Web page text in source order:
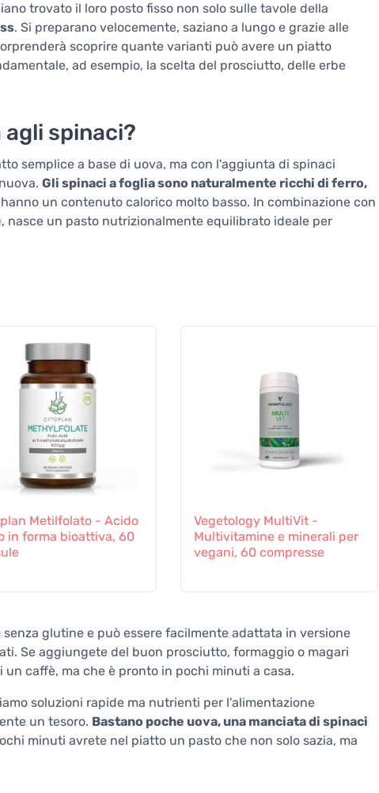
trovato il loro posto fisso non solo sulle tavole della
. Si preparano velocemente, saziano a lungo e grazie alle
scoprire quante varianti può avere un piatto
ad esempio, la scelta del prosciutto, delle erbe
spinaci?
semplice a base di uova, ma con l'aggiunta di spinaci
Gli spinaci a foglia sono naturalmente ricchi di ferro,
un contenuto calorico molto basso. In combinazione con
, nasce un pasto nutrizionalmente equilibrato ideale per
Metilfolato - Acido
in forma bioattiva, 60
Vegetology MultiVit -
Multivitamine e minerali per
vegani, 60 compresse
glutine e può essere facilmente adattata in versione
Se aggiungete del buon prosciutto, formaggio o magari
caffè, ma che è pronto in pochi minuti a casa.
soluzioni rapide ma nutrienti per l'alimentazione
un tesoro. Bastano poche uova, una manciata di spinaci
minuti avrete nel piatto un pasto che non solo sazia, ma